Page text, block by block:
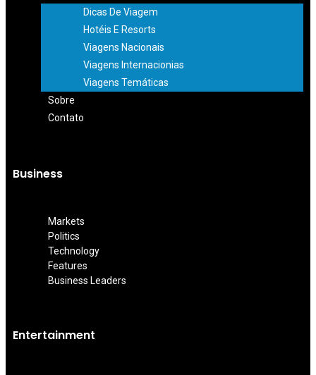
Dicas De Viagem
Hotéis E Resorts
Viagens Nacionais
Viagens Internacionias
Viagens Temáticas
Sobre
Contato
Business
Markets
Politics
Technology
Features
Business Leaders
Entertainment